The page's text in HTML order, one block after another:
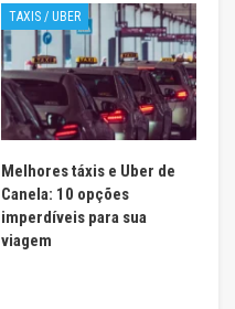
TAXIS / UBER
Melhores táxis e Uber de
Canela: 10 opções
imperdíveis para sua
viagem